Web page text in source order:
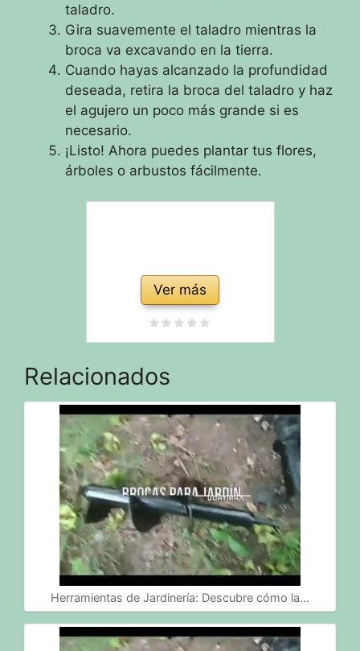
taladro.
Gira suavemente el taladro mientras la
broca va excavando en la tierra.
Cuando hayas alcanzado la profundidad
deseada, retira la broca del taladro y haz
el agujero un poco más grande si es
necesario.
¡Listo! Ahora puedes plantar tus flores,
árboles o arbustos fácilmente.
Ver más
Relacionados
Herramientas de Jardinería: Descubre cómo la…